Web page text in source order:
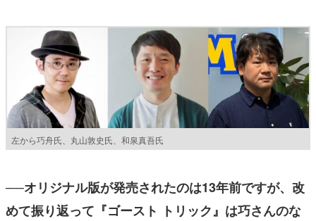
左から巧舟氏、丸山敦史氏、和泉真吾氏
──オリジナル版が発売されたのは13年前ですが、改
めて振り返って『ゴースト トリック』は巧さんのな